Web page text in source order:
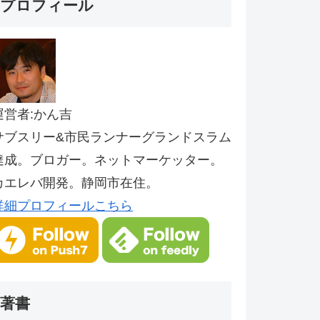
プロフィール
営者:かん吉
ブスリー&市民ランナーグランドスラム
成。ブロガー。ネットマーケッター。
エレバ開発。静岡市在住。
細プロフィールこちら
著書